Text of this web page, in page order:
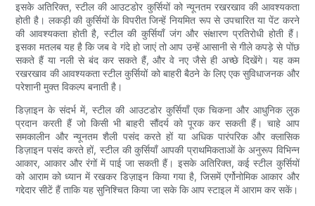
इसके अतिरिक्त, स्टील की आउटडोर कुर्सियों को न्यूनतम रखरखाव की आवश्यकता
होती है। लकड़ी की कुर्सियों के विपरीत जिन्हें नियमित रूप से उपचारित या पेंट करने
की आवश्यकता होती है, स्टील की कुर्सियाँ जंग और संक्षारण प्रतिरोधी होती हैं।
इसका मतलब यह है कि जब वे गंदे हो जाएं तो आप उन्हें आसानी से गीले कपड़े से पोंछ
सकते हैं या नली से बंद कर सकते हैं, और वे नए जैसे ही अच्छे दिखेंगे। यह कम
रखरखाव की आवश्यकता स्टील कुर्सियों को बाहरी बैठने के लिए एक सुविधाजनक और
परेशानी मुक्त विकल्प बनाती है।
डिज़ाइन के संदर्भ में, स्टील की आउटडोर कुर्सियाँ एक चिकना और आधुनिक लुक
प्रदान करती हैं जो किसी भी बाहरी सौंदर्य को पूरक कर सकती हैं। चाहे आप
समकालीन और न्यूनतम शैली पसंद करते हों या अधिक पारंपरिक और क्लासिक
डिज़ाइन पसंद करते हों, स्टील की कुर्सियाँ आपकी प्राथमिकताओं के अनुरूप विभिन्न
आकार, आकार और रंगों में पाई जा सकती हैं। इसके अतिरिक्त, कई स्टील कुर्सियों
को आराम को ध्यान में रखकर डिज़ाइन किया गया है, जिसमें एर्गोनोमिक आकार और
गद्देदार सीटें हैं ताकि यह सुनिश्चित किया जा सके कि आप स्टाइल में आराम कर सकें।